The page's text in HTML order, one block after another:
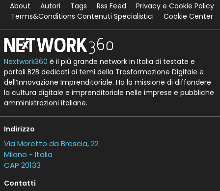
About Autori Tags Rss Feed
Privacy e Cookie Policy
Terms&Conditions Contenuti Specialistici
Cookie Center
Nextwork360 è il più grande network in Italia di testate e
portali B2B dedicati ai temi della Trasformazione Digitale e
dell’Innovazione Imprenditoriale. Ha la missione di diffondere
la cultura digitale e imprenditoriale nelle imprese e pubbliche
amministrazioni italiane.
Indirizzo
Via Moretto da Brescia, 22
Milano - Italia
CAP 20133
Contatti